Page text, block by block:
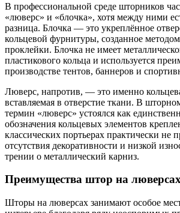
В профессиональной среде шторников
«люверс» и «блочка», хотя между ними
разница. Блочка — это укреплённое
кольцевой фурнитуры, созданное
проклейки. Блочка не имеет
пластикового кольца и используется
производстве тентов, баннеров и
Люверс, напротив, — это именно
вставляемая в отверстие ткани. В
термин «люверс» устоялся как
обозначения кольцевых элементов
классических портьерах практически не
отсутствия декоративности и низкой
трении о металлический карниз.
Преимущества штор на
Шторы на люверсах занимают особое